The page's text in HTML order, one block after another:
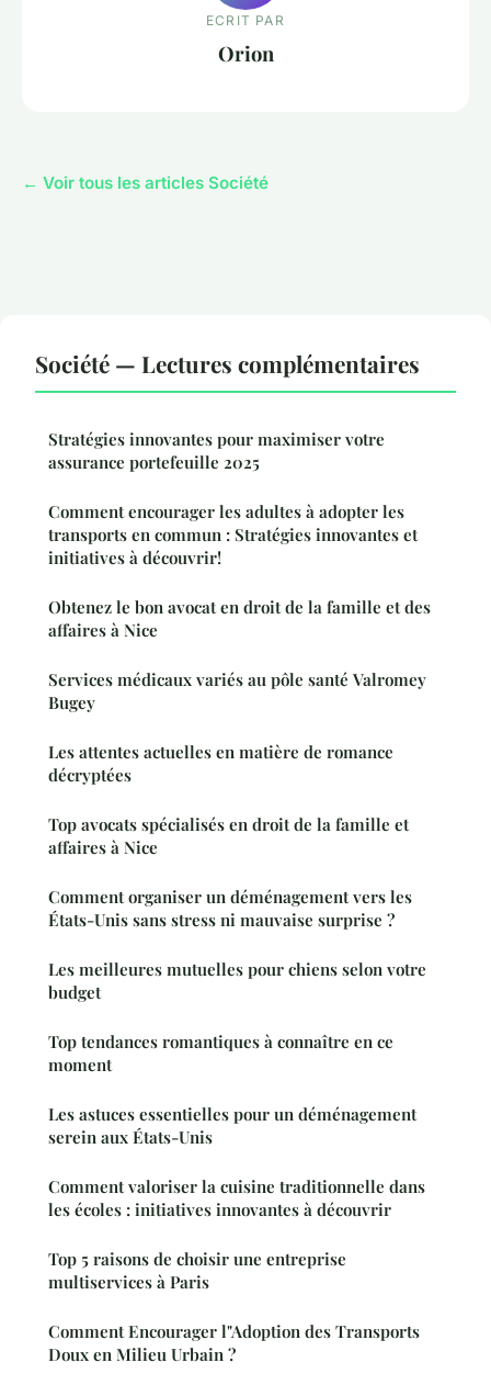
ECRIT PAR
Orion
← Voir tous les articles Société
Société — Lectures complémentaires
Stratégies innovantes pour maximiser votre
assurance portefeuille 2025
Comment encourager les adultes à adopter les
transports en commun : Stratégies innovantes et
initiatives à découvrir!
Obtenez le bon avocat en droit de la famille et des
affaires à Nice
Services médicaux variés au pôle santé Valromey
Bugey
Les attentes actuelles en matière de romance
décryptées
Top avocats spécialisés en droit de la famille et
affaires à Nice
Comment organiser un déménagement vers les
États-Unis sans stress ni mauvaise surprise ?
Les meilleures mutuelles pour chiens selon votre
budget
Top tendances romantiques à connaître en ce
moment
Les astuces essentielles pour un déménagement
serein aux États-Unis
Comment valoriser la cuisine traditionnelle dans
les écoles : initiatives innovantes à découvrir
Top 5 raisons de choisir une entreprise
multiservices à Paris
Comment Encourager l"Adoption des Transports
Doux en Milieu Urbain ?